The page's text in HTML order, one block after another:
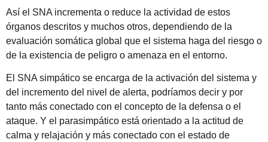
Así el SNA incrementa o reduce la actividad de estos
órganos descritos y muchos otros, dependiendo de la
evaluación somática global que el sistema haga del riesgo o
de la existencia de peligro o amenaza en el entorno.
El SNA simpático se encarga de la activación del sistema y
del incremento del nivel de alerta, podríamos decir y por
tanto más conectado con el concepto de la defensa o el
ataque. Y el parasimpático está orientado a la actitud de
calma y relajación y más conectado con el estado de